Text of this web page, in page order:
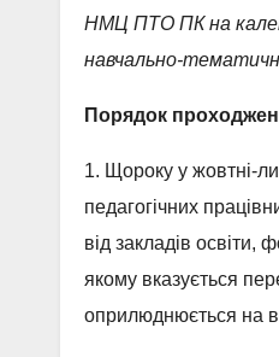
НМЦ ПТО ПК на
навчально-
Порядок
1. Щороку у жовтні-
педагогічних
від закладів освіти,
якому вказується
оприлюднюється на